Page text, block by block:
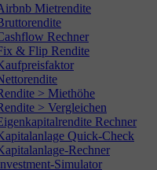
Mietrendite
Rechner
& Flip Rendite
> Miethöhe
> Vergleichen
Rechner
Quick-Check
Rechner
Simulator